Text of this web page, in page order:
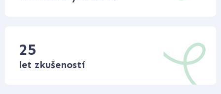
25
let zkušeností